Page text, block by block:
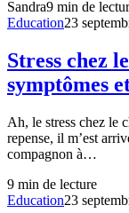
Sandra9 min de
Education23
Stress chez
symptômes
Ah, le stress chez le
repense, il m’est
compagnon à…
9 min de lecture
Education23